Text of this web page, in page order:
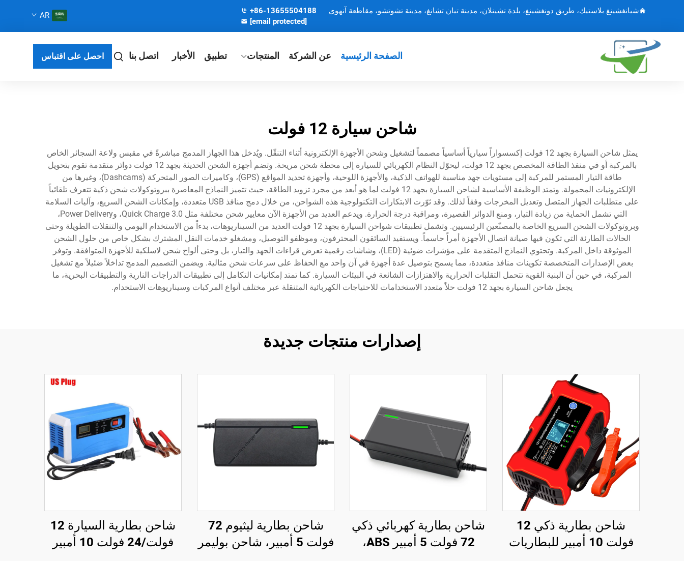
شيانغشينغ بلاستيك، طريق دونغشينغ، بلدة تشينلان، مدينة تيان تشانغ، مدينة تشوتشو، مقاطعة آنهوي
+86-13655504188
[email protected]
AR
الصفحة الرئيسية عن الشركة المنتجات تطبيق الأخبار اتصل بنا احصل على اقتباس
شاحن سيارة 12 فولت
يمثل شاحن السيارة بجهد 12 فولت إكسسواراً سيارياً أساسياً مصمماً لتشغيل وشحن الأجهزة الإلكترونية أثناء التنقّل. ويُدخل هذا الجهاز المدمج مباشرةً في مقبس ولاعة السجائر الخاص
بالمركبة أو في منفذ الطاقة المخصص بجهد 12 فولت، ليحوّل النظام الكهربائي للسيارة إلى محطة شحن مريحة. وتضم أجهزة الشحن الحديثة بجهد 12 فولت دوائر متقدمة تقوم بتحويل
طاقة التيار المستمر للمركبة إلى مستويات جهد مناسبة للهواتف الذكية، والأجهزة اللوحية، وأجهزة تحديد المواقع (GPS)، وكاميرات الصور المتحركة (Dashcams)، وغيرها من
الإلكترونيات المحمولة. وتمتد الوظيفة الأساسية لشاحن السيارة بجهد 12 فولت لما هو أبعد من مجرد تزويد الطاقة، حيث تتميز النماذج المعاصرة ببروتوكولات شحن ذكية تتعرف تلقائياً
على متطلبات الجهاز المتصل وتعديل المخرجات وفقاً لذلك. وقد ثوّرت الابتكارات التكنولوجية هذه الشواحن، من خلال دمج منافذ USB متعددة، وإمكانات الشحن السريع، وآليات السلامة
التي تشمل الحماية من زيادة التيار، ومنع الدوائر القصيرة، ومراقبة درجة الحرارة. ويدعم العديد من الأجهزة الآن معايير شحن مختلفة مثل Quick Charge 3.0، وPower Delivery،
وبروتوكولات الشحن السريع الخاصة بالمصنّعين الرئيسيين. وتشمل تطبيقات شواحن السيارة بجهد 12 فولت العديد من السيناريوهات، بدءاً من الاستخدام اليومي والتنقلات الطويلة وحتى
الحالات الطارئة التي تكون فيها صيانة اتصال الأجهزة أمراً حاسماً. ويستفيد السائقون المحترفون، وموظفو التوصيل، ومشغلو خدمات النقل المشترك بشكل خاص من حلول الشحن
الموثوقة داخل المركبة. وتحتوي النماذج المتقدمة على مؤشرات ضوئية (LED)، وشاشات رقمية تعرض قراءات الجهد والتيار، بل وحتى ألواح شحن لاسلكية للأجهزة المتوافقة. وتوفر
بعض الإصدارات المتخصصة تكوينات منافذ متعددة، مما يسمح بتوصيل عدة أجهزة في آن واحد مع الحفاظ على سرعات شحن مثالية. ويضمن التصميم المدمج تداخلاً ضئيلاً مع تشغيل
المركبة، في حين أن البنية القوية تتحمل التقلبات الحرارية والاهتزازات الشائعة في البيئات السيارة. كما تمتد إمكانيات التكامل إلى تطبيقات الدراجات النارية والتطبيقات البحرية، ما
يجعل شاحن السيارة بجهد 12 فولت حلاً متعدد الاستخدامات للاحتياجات الكهربائية المتنقلة عبر مختلف أنواع المركبات وسيناريوهات الاستخدام.
إصدارات منتجات جديدة
شاحن بطارية ذكي 12
فولت 10 أمبير للبطاريات
شاحن بطارية كهربائي ذكي
72 فولت 5 أمبير ABS،
شاحن بطارية ليثيوم 72
فولت 5 أمبير، شاحن بوليمر
شاحن بطارية السيارة 12
فولت/24 فولت 10 أمبير